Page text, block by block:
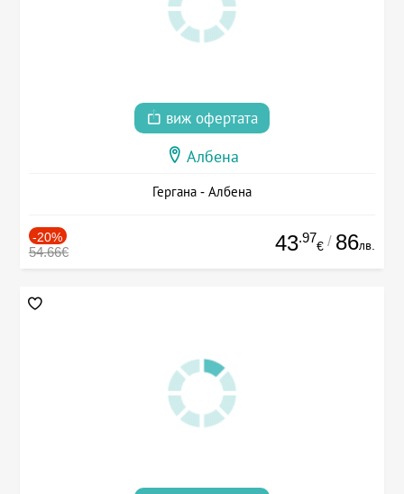
виж офертата
Албена
Гергана - Албена
-20%
54.66€ 43.97
€ / 86лв.